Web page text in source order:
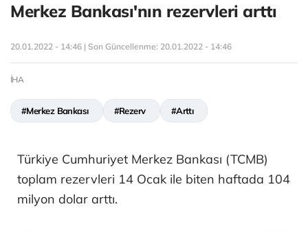
Merkez Bankası'nın rezervleri arttı
20.01.2022 - 14:46 | Son Güncellenme: 20.01.2022 - 14:46
İHA
#Merkez Bankası #Rezerv #Arttı
Türkiye Cumhuriyet Merkez Bankası (TCMB)
toplam rezervleri 14 Ocak ile biten haftada 104
milyon dolar arttı.